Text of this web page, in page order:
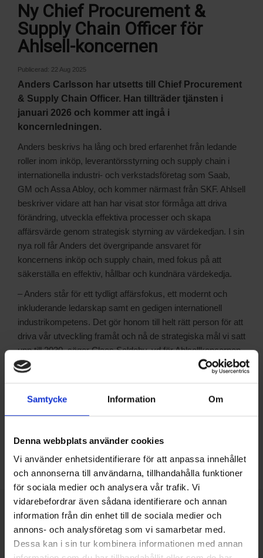
Samtycke Information Om
Denna webbplats använder cookies
Vi använder enhetsidentifierare för att anpassa innehållet
och annonserna till användarna, tillhandahålla funktioner
för sociala medier och analysera vår trafik. Vi
vidarebefordrar även sådana identifierare och annan
information från din enhet till de sociala medier och
annons- och analysföretag som vi samarbetar med.
Dessa kan i sin tur kombinera informationen med annan
Ny Chief Procurement &
Supply Chain Officer för
Ahlsell-koncernen
Publicerad: 22 Aug 2025
Anders Carlsson har utsetts till Chief Procurement
& Supply Chain Officer. Han tillträder tjänsten i
januari 2026 och kommer att ingå i
koncernledningen.
Anders beskrivs ha lång och bred erfarenhet från ledande
roller inom inköp, leverantörsstyrning och supply chain i
internationella industri- och verkstadsföretag som Saab,
GM och Assa Abloy, och kommer närmast från SKF. Ahlsell
beskriver vidare att han har visat stor förmåga att driva
förändring, utveckla effektiva processer och skapa
affärsvärde genom strategisk styrning av värdekedjan. I sin
nya roll får Anders det övergripande ansvaret för
koncernens inköp och supply chain, med fokus på att
säkerställa en effektiv, hållbar och kundnära värdekedja.
– Anders står för ett tydligt affärsfokus, ett modernt och
inkluderande ledarskap samt en gedigen internationell
industrikompetens. Det gör honom till helt rätt person för att
driva vår utveckling framåt och nå de strategiska mål vi satt
upp till 2030, säger Claes Seldeby, vd för Ahlsellkoncernen.
Facebook
LinkedIn
SENASTE NUMRET
REDAKTIONEN